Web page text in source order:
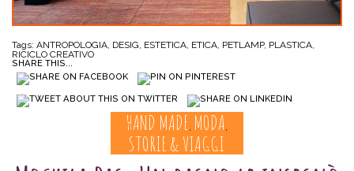
Tags: ANTROPOLOGIA, DESIG, ESTETICA, ETICA, PETLAMP, PLASTICA,
RICICLO CREATIVO
SHARE THIS...
HAND MADE , MODA ,
STORIE & VIAGGI